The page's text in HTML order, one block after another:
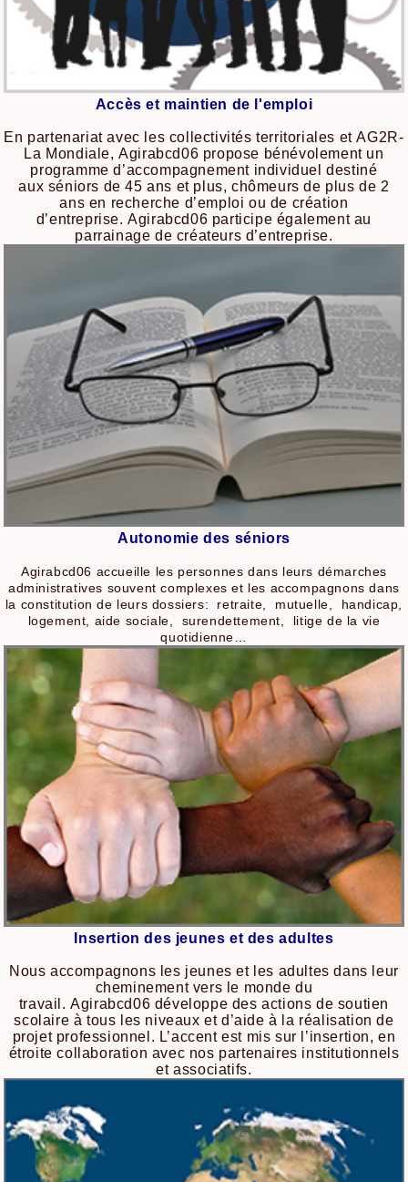
Accès et maintien de l'emploi
En partenariat avec les collectivités territoriales et AG2R-
La Mondiale, Agirabcd06 propose bénévolement un
programme d’accompagnement individuel destiné
aux séniors de 45 ans et plus, chômeurs de plus de 2
ans en recherche d’emploi ou de création
d’entreprise. Agirabcd06 participe également au
parrainage de créateurs d’entreprise.
Autonomie des séniors
Agirabcd06 accueille les personnes dans leurs démarches
administratives souvent complexes et les accompagnons dans
la constitution de leurs dossiers: retraite, mutuelle, handicap,
logement, aide sociale, surendettement, litige de la vie
quotidienne…​
Insertion des jeunes et des adultes
Nous accompagnons les jeunes et les adultes dans leur
cheminement vers le monde du
travail. Agirabcd06 développe des actions de soutien
scolaire à tous les niveaux et d’aide à la réalisation de
projet professionnel. L’accent est mis sur l’insertion, en
étroite collaboration avec nos partenaires institutionnels
et associatifs.